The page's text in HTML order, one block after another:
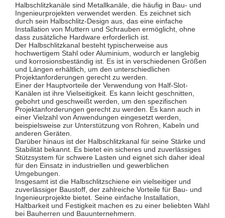
Halbschlitzkanäle sind Metallkanäle, die häufig in Bau- und
Ingenieurprojekten verwendet werden. Es zeichnet sich
durch sein Halbschlitz-Design aus, das eine einfache
Installation von Muttern und Schrauben ermöglicht, ohne
dass zusätzliche Hardware erforderlich ist.
Der Halbschlitzkanal besteht typischerweise aus
hochwertigem Stahl oder Aluminium, wodurch er langlebig
und korrosionsbeständig ist. Es ist in verschiedenen Größen
und Längen erhältlich, um den unterschiedlichen
Projektanforderungen gerecht zu werden.
Einer der Hauptvorteile der Verwendung von Half-Slot-
Kanälen ist ihre Vielseitigkeit. Es kann leicht geschnitten,
gebohrt und geschweißt werden, um den spezifischen
Projektanforderungen gerecht zu werden. Es kann auch in
einer Vielzahl von Anwendungen eingesetzt werden,
beispielsweise zur Unterstützung von Rohren, Kabeln und
anderen Geräten.
Darüber hinaus ist der Halbschlitzkanal für seine Stärke und
Stabilität bekannt. Es bietet ein sicheres und zuverlässiges
Stützsystem für schwere Lasten und eignet sich daher ideal
für den Einsatz in industriellen und gewerblichen
Umgebungen.
Insgesamt ist die Halbschlitzschiene ein vielseitiger und
zuverlässiger Baustoff, der zahlreiche Vorteile für Bau- und
Ingenieurprojekte bietet. Seine einfache Installation,
Haltbarkeit und Festigkeit machen es zu einer beliebten Wahl
bei Bauherren und Bauunternehmern.